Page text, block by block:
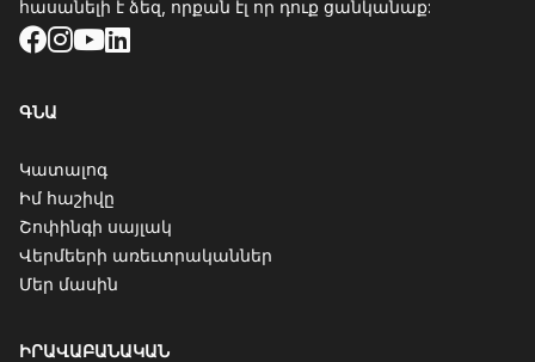
հասանելի է ձեզ, որքան էլ որ դուք ցանկանաք:
Facebook
Instagram
YouTube
LinkedIn
ԳՆԱ
Կատալոգ
Իմ հաշիվը
Շոփինգի սայլակ
Վերմեերի առեւտրականներ
Մեր մասին
ԻՐԱՎԱԲԱՆԱԿԱՆ